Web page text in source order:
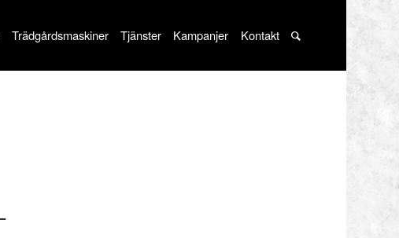
Trädgårdsmaskiner Tjänster Kampanjer Kontakt